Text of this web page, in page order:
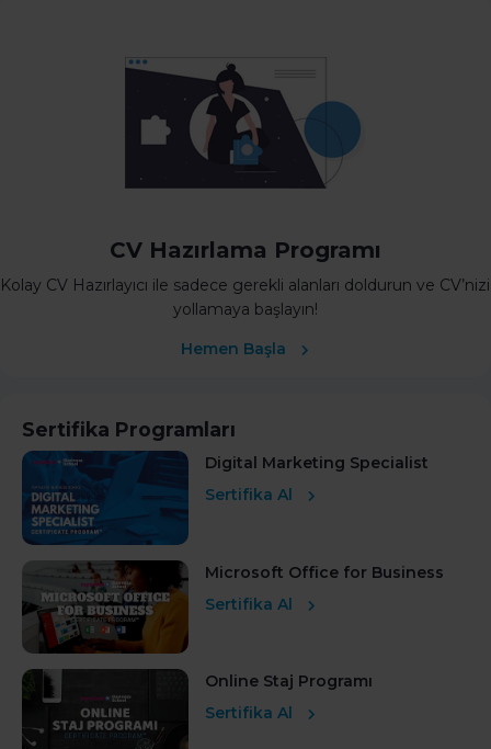
CV Hazırlama Programı
Kolay CV Hazırlayıcı ile sadece gerekli alanları doldurun ve CV’nizi
yollamaya başlayın!
Hemen Başla
Sertifika Programları
Digital Marketing Specialist
Sertifika Al
Microsoft Office for Business
Sertifika Al
Online Staj Programı
Sertifika Al